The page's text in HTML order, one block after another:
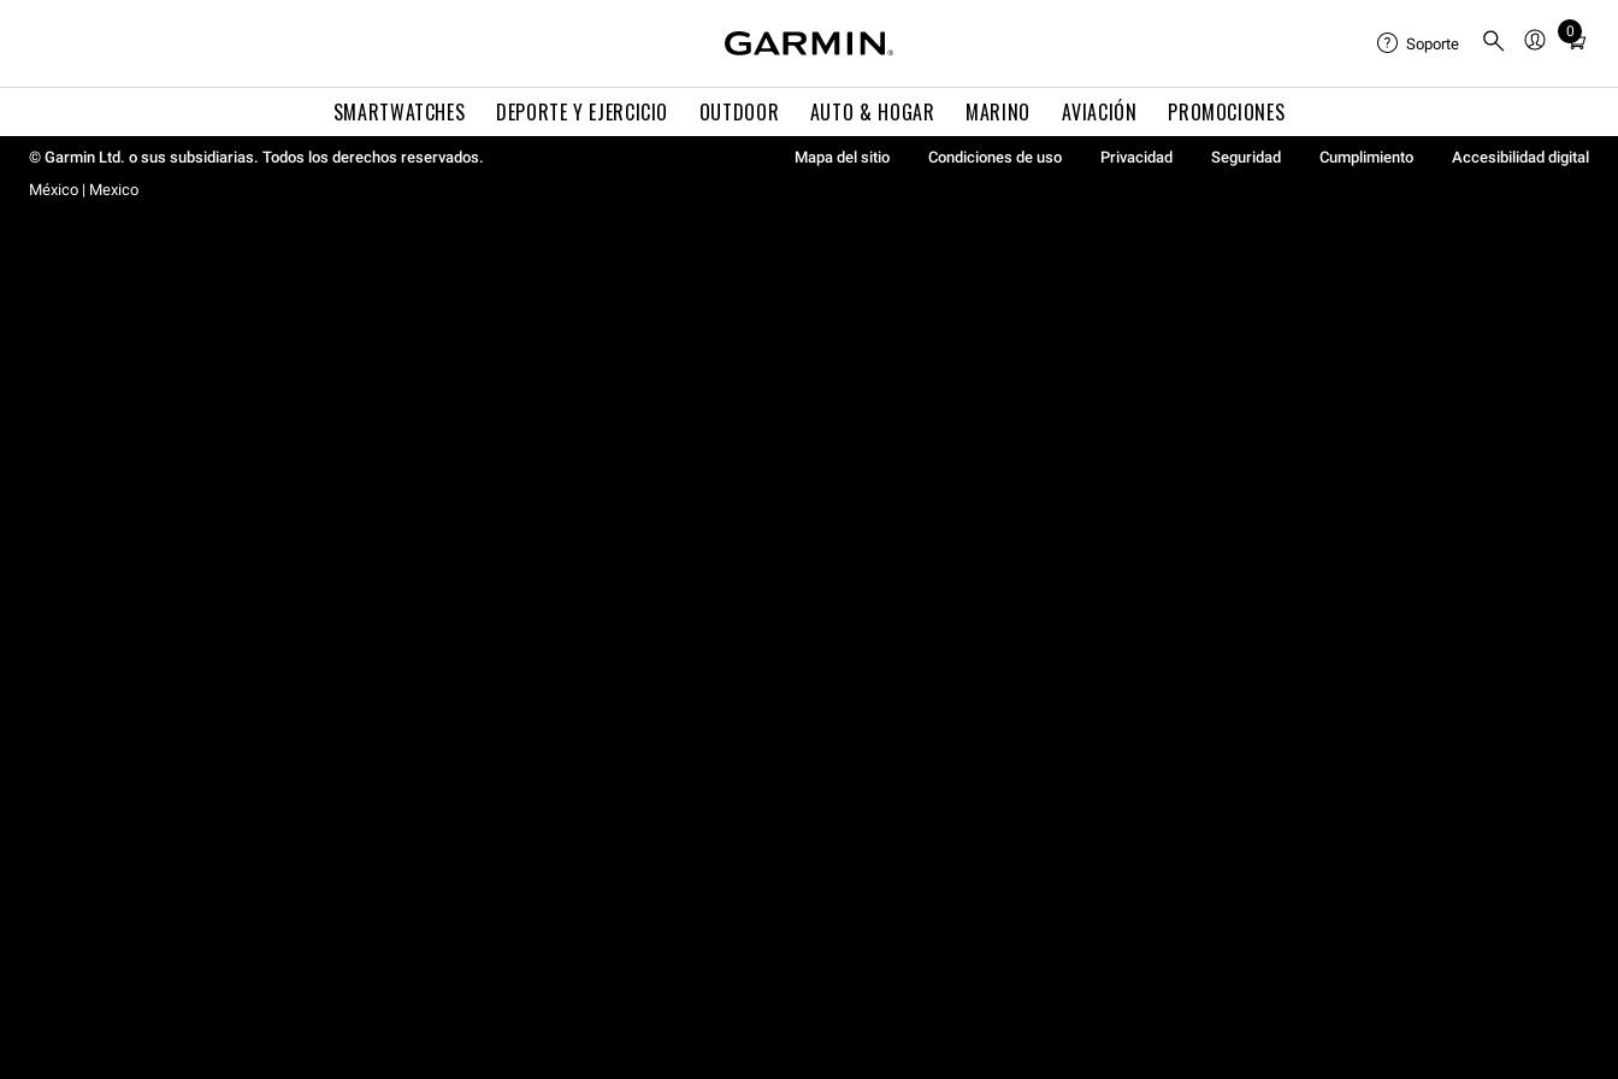
SMARTWATCHES DEPORTE Y EJERCICIO OUTDOOR AUTO & HOGAR MARINO AVIACIÓN PROMOCIONES
Soporte
0
Total
in
0
© Garmin Ltd. o sus subsidiarias. Todos los derechos reservados. Mapa del sitio Condiciones de uso Privacidad Seguridad Cumplimiento
Accesibilidad digital
México | Mexico